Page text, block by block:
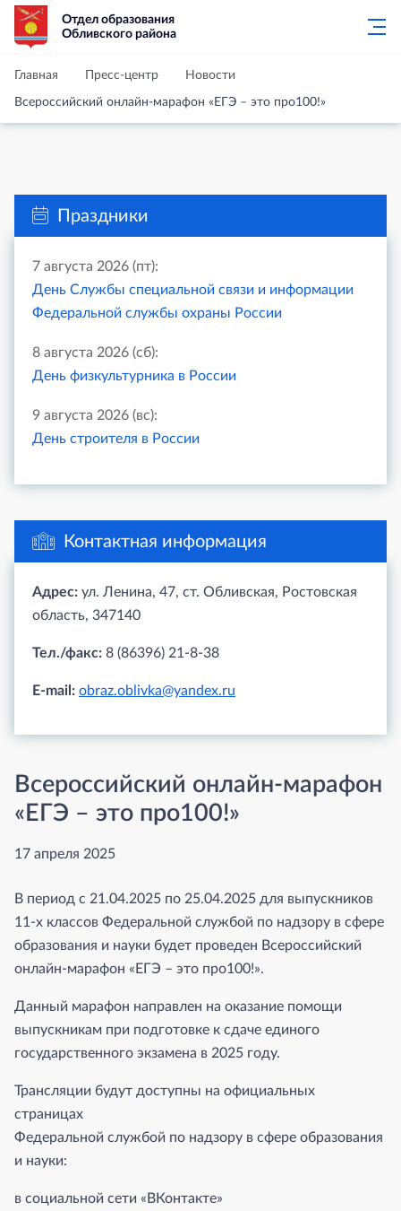
Отдел образования
Обливского района
Главная Пресс-центр Новости
Всероссийский онлайн-марафон «ЕГЭ – это про100!»
Праздники
7 августа 2026 (пт):
День Службы специальной связи и информации
Федеральной службы охраны России
8 августа 2026 (сб):
День физкультурника в России
9 августа 2026 (вс):
День строителя в России
Контактная информация
Адрес: ул. Ленина, 47, ст. Обливская, Ростовская
область, 347140
Тел./факс: 8 (86396) 21-8-38
E-mail: obraz.oblivka@yandex.ru
Всероссийский онлайн-марафон
«ЕГЭ – это про100!»
17 апреля 2025
В период с 21.04.2025 по 25.04.2025 для выпускников
11-х классов Федеральной службой по надзору в сфере
образования и науки будет проведен Всероссийский
онлайн-марафон «ЕГЭ – это про100!».
Данный марафон направлен на оказание помощи
выпускникам при подготовке к сдаче единого
государственного экзамена в 2025 году.
Трансляции будут доступны на официальных
страницах
Федеральной службой по надзору в сфере образования
и науки:
в социальной сети «ВКонтакте»